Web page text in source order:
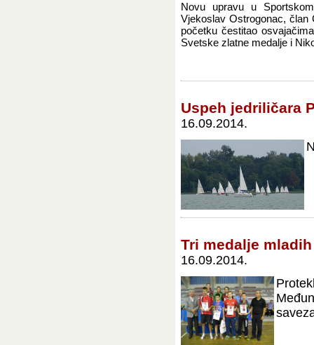
Novu upravu u
Vjekoslav Ostrogonac, član
početku čestitao
Svetske zlatne medalje i
Uspeh jedriličara
16.09.2014.
Tri medalje
16.09.2014.